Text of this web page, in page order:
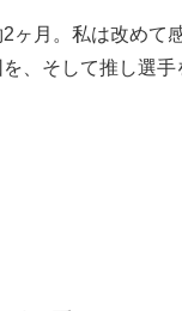
ヶ月。私は改めて
、そして推し選